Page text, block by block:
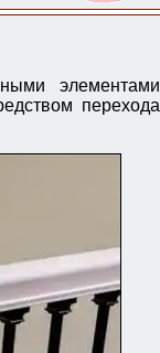
элементами
перехода